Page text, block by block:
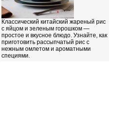
Классический китайский жареный рис
с яйцом и зеленым горошком —
простое и вкусное блюдо. Узнайте, как
приготовить рассыпчатый рис с
нежным омлетом и ароматными
специями.